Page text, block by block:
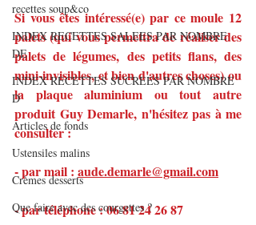
recettes soup&co
INDEX RECETTES SALEES PAR NOMBRE
DE
INDEX RECETTES SUCREES PAR NOMBRE
D
Articles de fonds
Ustensiles malins
Crèmes desserts
Que faire avec des courgettes ?
Si vous êtes intéressé(e) par ce moule 12
palets (qui vous permettra de réaliser des
palets de légumes, des petits flans, des
mini-invisibles, et bien d'autres choses) ou
la plaque aluminium ou tout autre
produit Guy Demarle, n'hésitez pas à me
consulter :
- par mail : aude.demarle@gmail.com
- par téléphone : 06 81 24 26 87